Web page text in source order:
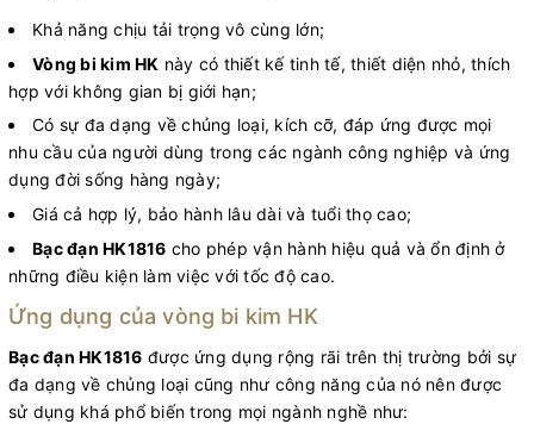
Khả năng chịu tải trọng vô cùng lớn;
Vòng bi kim HK này có thiết kế tinh tế, thiết diện nhỏ, thích
hợp với không gian bị giới hạn;
Có sự đa dạng về chủng loại, kích cỡ, đáp ứng được mọi
nhu cầu của người dùng trong các ngành công nghiệp và ứng
dụng đời sống hàng ngày;
Giá cả hợp lý, bảo hành lâu dài và tuổi thọ cao;
Bạc đạn HK1816 cho phép vận hành hiệu quả và ổn định ở
những điều kiện làm việc với tốc độ cao.
Ứng dụng của vòng bi kim HK
Bạc đạn HK1816 được ứng dụng rộng rãi trên thị trường bởi sự
đa dạng về chủng loại cũng như công năng của nó nên được
sử dụng khá phổ biến trong mọi ngành nghề như: